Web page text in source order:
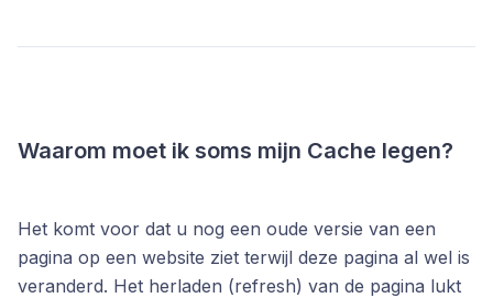
Waarom moet ik soms mijn Cache legen?
Het komt voor dat u nog een oude versie van een
pagina op een website ziet terwijl deze pagina al wel is
veranderd. Het herladen (refresh) van de pagina lukt